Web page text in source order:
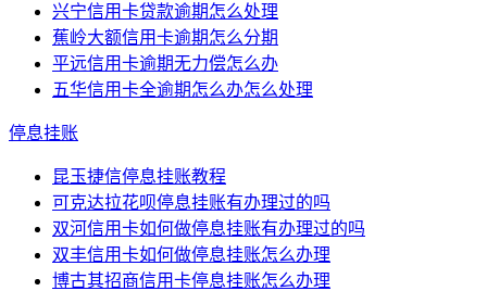
兴宁信用卡贷款逾期怎么处理
蕉岭大额信用卡逾期怎么分期
平远信用卡逾期无力偿怎么办
五华信用卡全逾期怎么办怎么处理
停息挂账
昆玉捷信停息挂账教程
可克达拉花呗停息挂账有办理过的吗
双河信用卡如何做停息挂账有办理过的吗
双丰信用卡如何做停息挂账怎么办理
博古其招商信用卡停息挂账怎么办理